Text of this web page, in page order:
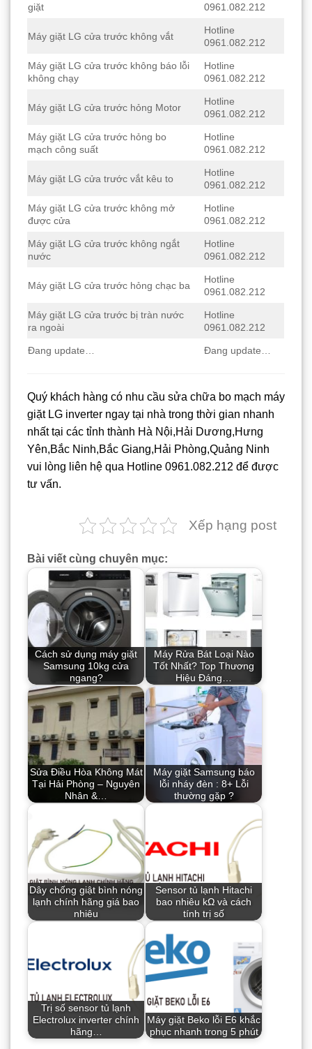
giặt 0961.082.212
Máy giặt LG cửa trước không vắt
Hotline
0961.082.212
Máy giặt LG cửa trước không báo lỗi
không chạy
Hotline
0961.082.212
Máy giặt LG cửa trước hỏng Motor
Hotline
0961.082.212
Máy giặt LG cửa trước hỏng bo
mạch công suất
Hotline
0961.082.212
Máy giặt LG cửa trước vắt kêu to
Hotline
0961.082.212
Máy giặt LG cửa trước không mở
được cửa
Hotline
0961.082.212
Máy giặt LG cửa trước không ngắt
nước
Hotline
0961.082.212
Máy giặt LG cửa trước hỏng chạc ba
Hotline
0961.082.212
Máy giặt LG cửa trước bị tràn nước
ra ngoài
Hotline
0961.082.212
Đang update… Đang update…
Quý khách hàng có nhu cầu sửa chữa bo mạch máy
giặt LG inverter ngay tại nhà trong thời gian nhanh
nhất tại các tỉnh thành Hà Nội,Hải Dương,Hưng
Yên,Bắc Ninh,Bắc Giang,Hải Phòng,Quảng Ninh
vui lòng liên hệ qua Hotline 0961.082.212 để được
tư vấn.
Xếp hạng post
Bài viết cùng chuyên mục:
Cách sử dụng máy giặt
Samsung 10kg cửa
ngang?
Máy Rửa Bát Loại Nào
Tốt Nhất? Top Thương
Hiệu Đáng…
Sửa Điều Hòa Không Mát
Tại Hải Phòng – Nguyên
Nhân &…
Máy giặt Samsung báo
lỗi nháy đèn : 8+ Lỗi
thường gặp ?
Dây chống giật bình nóng
lạnh chính hãng giá bao
nhiêu
Sensor tủ lạnh Hitachi
bao nhiêu kΩ và cách
tính trị số
Trị số sensor tủ lạnh
Electrolux inverter chính
hãng…
Máy giặt Beko lỗi E6 khắc
phục nhanh trong 5 phút